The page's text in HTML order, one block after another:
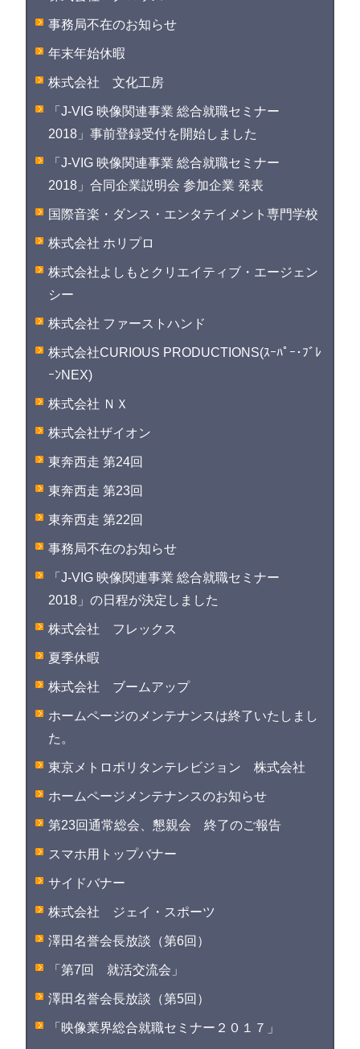
事務局不在のお知らせ
年末年始休暇
株式会社 文化工房
「J-VIG 映像関連事業 総合就職セミナー
2018」事前登録受付を開始しました
「J-VIG 映像関連事業 総合就職セミナー
2018」合同企業説明会 参加企業 発表
国際音楽・ダンス・エンタテイメント専門学校
株式会社 ホリプロ
株式会社よしもとクリエイティブ・エージェン
シー
株式会社 ファーストハンド
株式会社CURIOUS PRODUCTIONS(ｽｰﾊﾟｰ･ﾌﾞﾚ
ｰﾝNEX)
株式会社 ＮＸ
株式会社ザイオン
東奔西走 第24回
東奔西走 第23回
東奔西走 第22回
事務局不在のお知らせ
「J-VIG 映像関連事業 総合就職セミナー
2018」の日程が決定しました
株式会社 フレックス
夏季休暇
株式会社 ブームアップ
ホームページのメンテナンスは終了いたしまし
た。
東京メトロポリタンテレビジョン 株式会社
ホームページメンテナンスのお知らせ
第23回通常総会、懇親会 終了のご報告
スマホ用トップバナー
サイドバナー
株式会社 ジェイ・スポーツ
澤田名誉会長放談（第6回）
「第7回 就活交流会」
澤田名誉会長放談（第5回）
「映像業界総合就職セミナー２０１７」